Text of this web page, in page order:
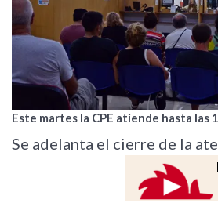
Este martes la CPE atiende hasta las
Se adelanta el cierre de la